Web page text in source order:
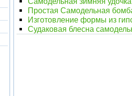
Простая Самодельная
Изготовление формы из
Судаковая блесна